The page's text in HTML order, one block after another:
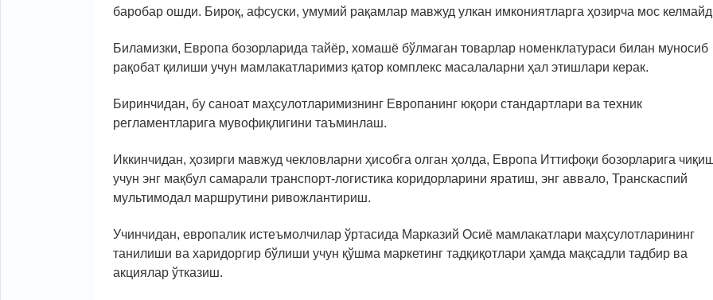
баробар ошди. Бироқ, афсуски, умумий рақамлар мавжуд улкан имкониятларга ҳозирча мос
Биламизки, Европа бозорларида тайёр, хомашё бўлмаган товарлар номенклатураси билан муносиб
рақобат қилиши учун мамлакатларимиз қатор комплекс масалаларни ҳал этишлари керак.
Биринчидан, бу саноат маҳсулотларимизнинг Европанинг юқори стандартлари ва техник
регламентларига мувофиқлигини таъминлаш.
Иккинчидан, ҳозирги мавжуд чекловларни ҳисобга олган ҳолда, Европа Иттифоқи бозорларига
учун энг мақбул самарали транспорт-логистика коридорларини яратиш, энг аввало, Транскаспий
мультимодал маршрутини ривожлантириш.
Учинчидан, европалик истеъмолчилар ўртасида Марказий Осиё мамлакатлари маҳсулотларининг
танилиши ва харидоргир бўлиши учун қўшма маркетинг тадқиқотлари ҳамда мақсадли тадбир ва
акциялар ўтказиш.